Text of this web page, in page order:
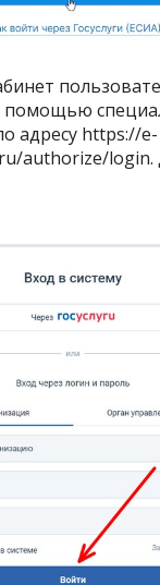
помощью
адресу https://e-
authorize/login.